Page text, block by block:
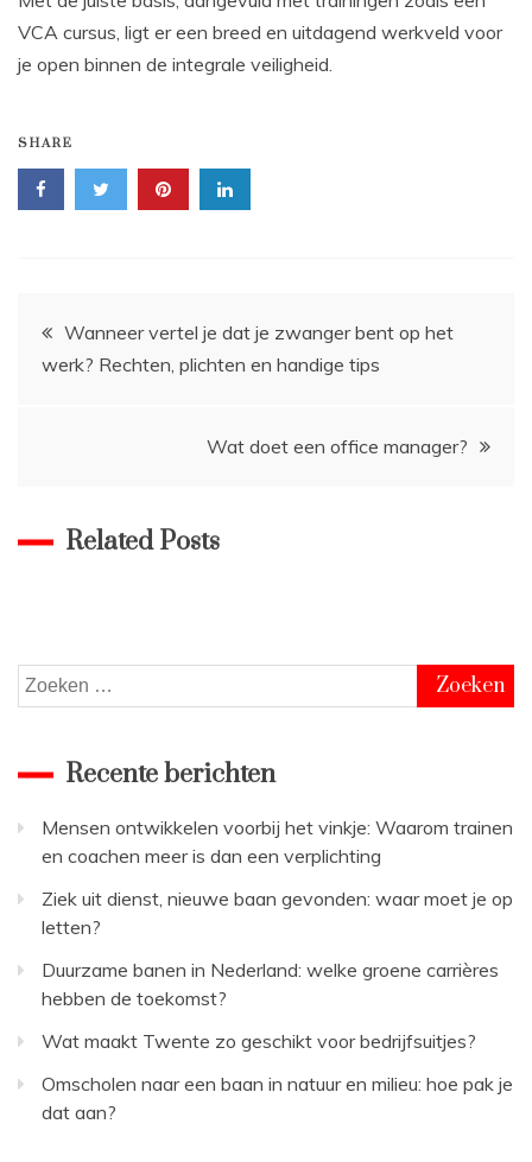
VCA cursus, ligt er een breed en uitdagend werkveld voor
je open binnen de integrale veiligheid.
SHARE
Bericht
navigatie
Wanneer vertel je dat je zwanger bent op het
werk? Rechten, plichten en handige tips
Wat doet een office manager?
Related Posts
Zoeken
naar:
Recente berichten
Mensen ontwikkelen voorbij het vinkje: Waarom trainen
en coachen meer is dan een verplichting
Ziek uit dienst, nieuwe baan gevonden: waar moet je op
letten?
Duurzame banen in Nederland: welke groene carrières
hebben de toekomst?
Wat maakt Twente zo geschikt voor bedrijfsuitjes?
Omscholen naar een baan in natuur en milieu: hoe pak je
dat aan?